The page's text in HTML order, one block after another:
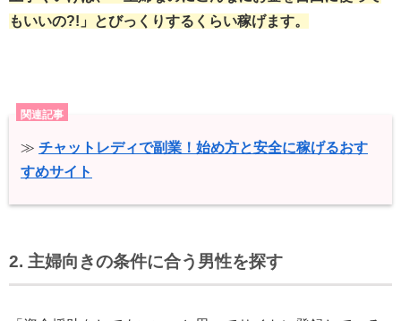
もいいの?!」とびっくりするくらい稼げます。
関連記事
≫ チャットレディで副業！始め方と安全に稼げるおす
すめサイト
2. 主婦向きの条件に合う男性を探す